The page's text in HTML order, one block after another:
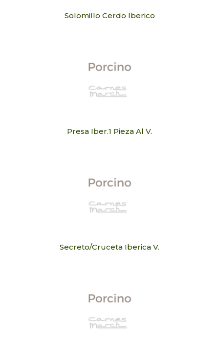
Solomillo Cerdo Iberico
Presa Iber.1 Pieza Al V.
Secreto/Cruceta Iberica V.